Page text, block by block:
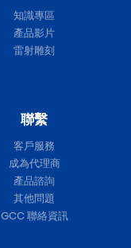
知識專區
產品影片
雷射雕刻
聯繫
客戶服務
成為代理商
產品諮詢
其他問題
GCC 聯絡資訊